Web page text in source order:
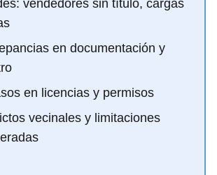
vendedores sin título, cargas
en documentación y
en licencias y permisos
vecinales y limitaciones